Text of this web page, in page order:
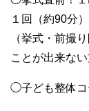
１回（約90分
（挙式・前撮
ことが出来ない
◯子ども整体コ